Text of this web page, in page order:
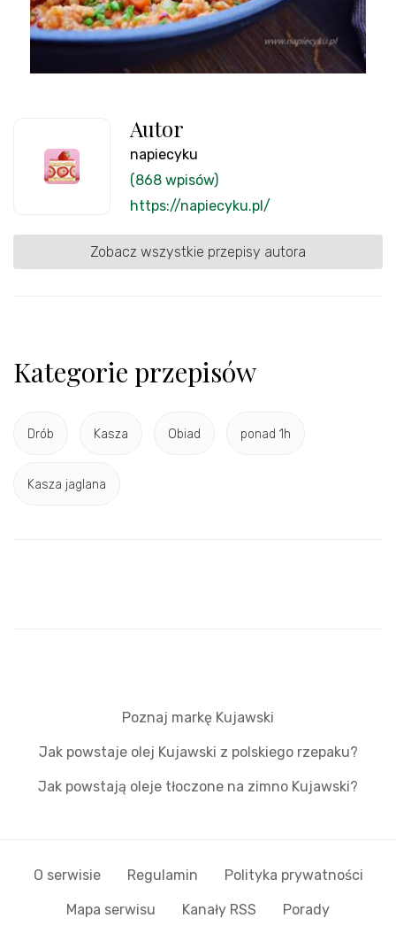
Autor
napiecyku
(868 wpisów)
https://napiecyku.pl/
Zobacz wszystkie przepisy autora
Kategorie przepisów
Drób Kasza Obiad ponad 1h
Kasza jaglana
Poznaj markę Kujawski
Jak powstaje olej Kujawski z polskiego rzepaku?
Jak powstają oleje tłoczone na zimno Kujawski?
O serwisie Regulamin Polityka prywatności
Mapa serwisu Kanały RSS Porady